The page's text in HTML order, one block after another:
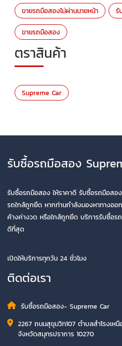
ขายรถมือสองไม่ผ่านนายหน้า รั
ขายรถมือสอง
ตราสินค้า
Supreme Car
รับซื้อรถมือสอง
รับซื้อรถมือสอง ให้ราคาดี รับซื้อรถมือสอ
รถใกล้ถูกยึด หากท่านกำลังมองหาทางอ
ค้างค่างวด หรือใกล้ถูกยึด บริการรับซื้อร
ดีที่สุด
เปิดให้บริการทุกวัน 24 ชั่วโมง
ติดต่อเรา
รับซื้อรถมือสอง- Supreme Car
2267 ถนนสุขุมวิท107 ตำบลสำโรงเห
จังหวัดสมุทรปราการ 10270